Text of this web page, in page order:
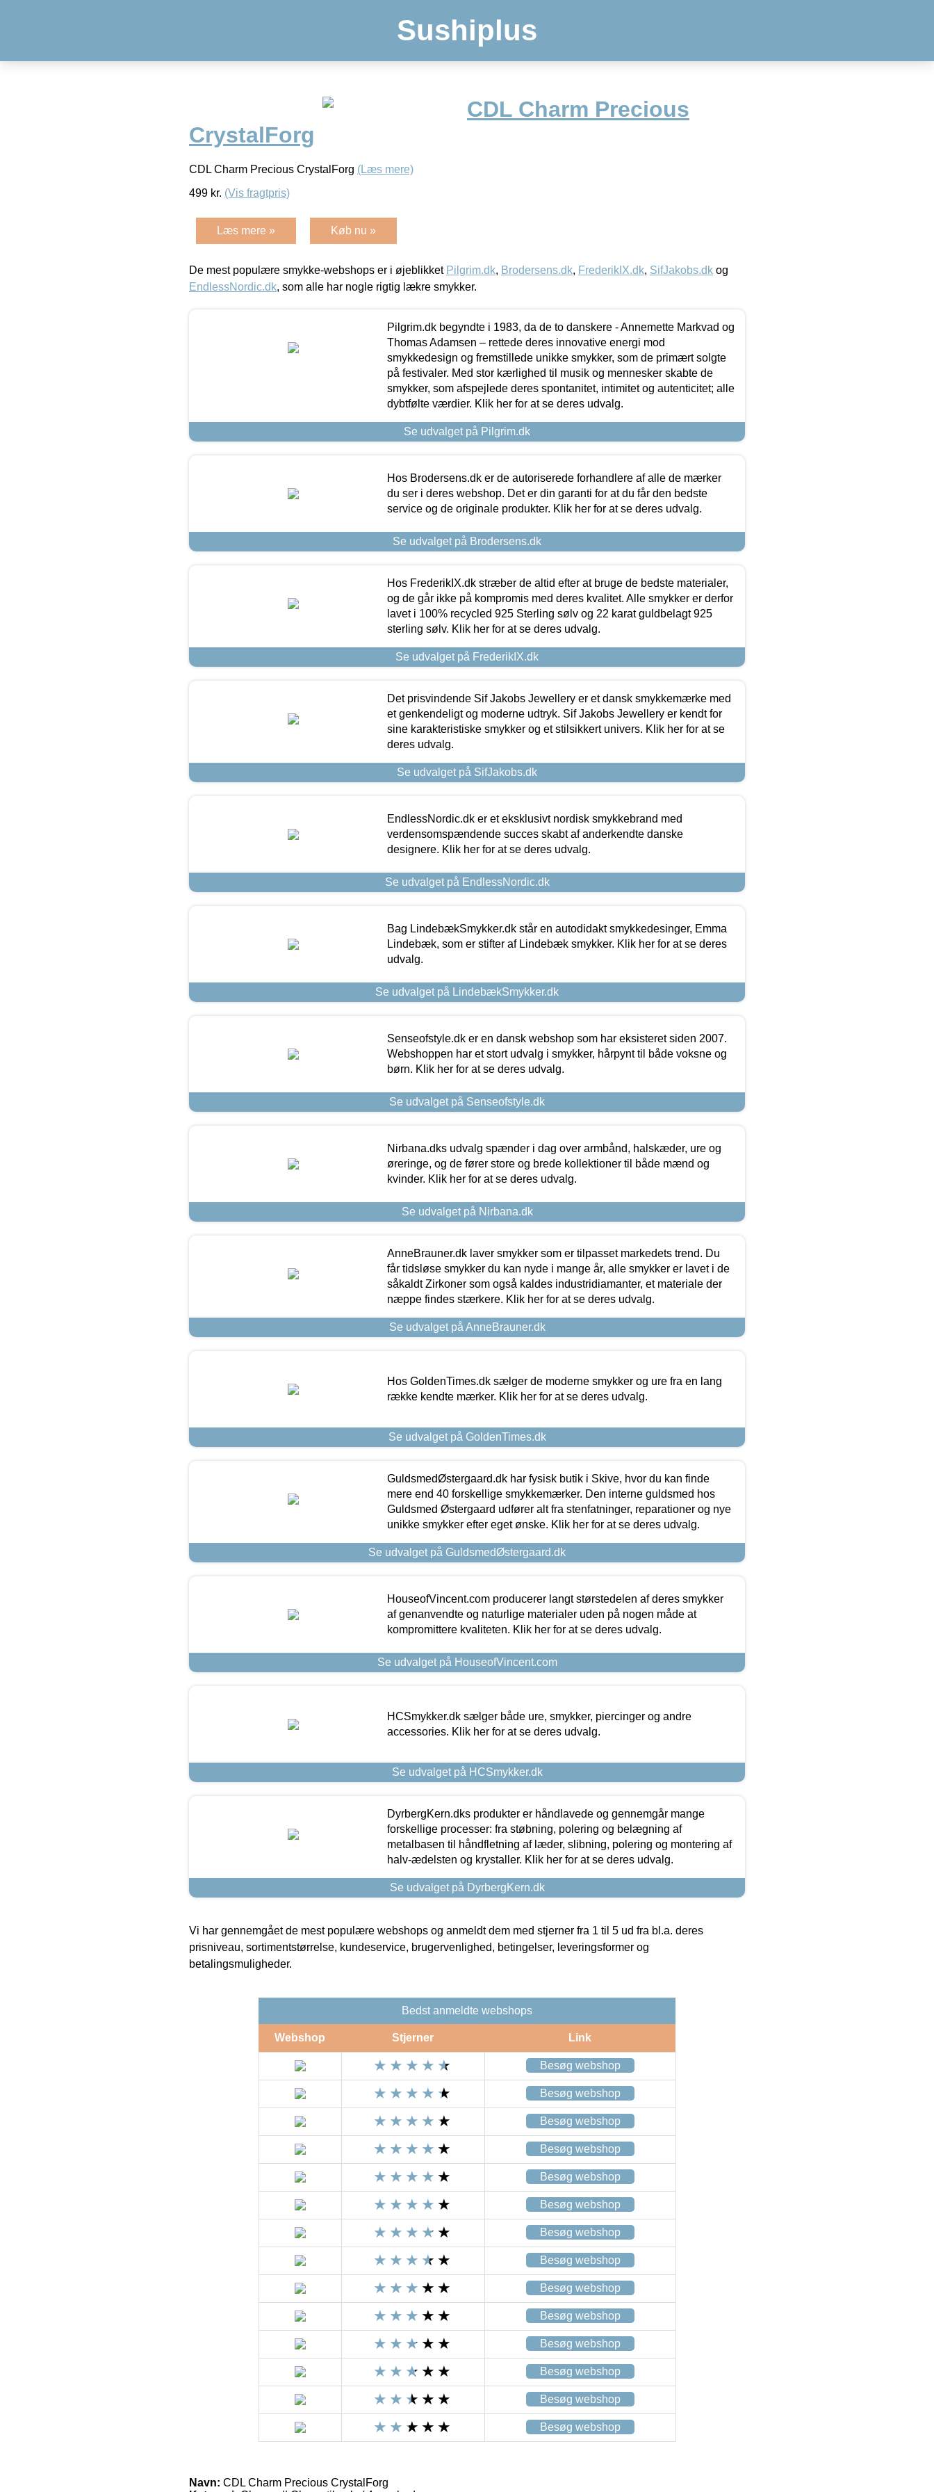
Sushiplus
CDL Charm Precious
CrystalForg
CDL Charm Precious CrystalForg (Læs mere)
499 kr. (Vis fragtpris)
Læs mere » Køb nu »
De mest populære smykke-webshops er i øjeblikket Pilgrim.dk, Brodersens.dk, FrederikIX.dk, SifJakobs.dk og
EndlessNordic.dk, som alle har nogle rigtig lækre smykker.
Pilgrim.dk begyndte i 1983, da de to danskere - Annemette Markvad og
Thomas Adamsen – rettede deres innovative energi mod
smykkedesign og fremstillede unikke smykker, som de primært solgte
på festivaler. Med stor kærlighed til musik og mennesker skabte de
smykker, som afspejlede deres spontanitet, intimitet og autenticitet; alle
dybtfølte værdier. Klik her for at se deres udvalg.
Se udvalget på Pilgrim.dk
Hos Brodersens.dk er de autoriserede forhandlere af alle de mærker
du ser i deres webshop. Det er din garanti for at du får den bedste
service og de originale produkter. Klik her for at se deres udvalg.
Se udvalget på Brodersens.dk
Hos FrederikIX.dk stræber de altid efter at bruge de bedste materialer,
og de går ikke på kompromis med deres kvalitet. Alle smykker er derfor
lavet i 100% recycled 925 Sterling sølv og 22 karat guldbelagt 925
sterling sølv. Klik her for at se deres udvalg.
Se udvalget på FrederikIX.dk
Det prisvindende Sif Jakobs Jewellery er et dansk smykkemærke med
et genkendeligt og moderne udtryk. Sif Jakobs Jewellery er kendt for
sine karakteristiske smykker og et stilsikkert univers. Klik her for at se
deres udvalg.
Se udvalget på SifJakobs.dk
EndlessNordic.dk er et eksklusivt nordisk smykkebrand med
verdensomspændende succes skabt af anderkendte danske
designere. Klik her for at se deres udvalg.
Se udvalget på EndlessNordic.dk
Bag LindebækSmykker.dk står en autodidakt smykkedesinger, Emma
Lindebæk, som er stifter af Lindebæk smykker. Klik her for at se deres
udvalg.
Se udvalget på LindebækSmykker.dk
Senseofstyle.dk er en dansk webshop som har eksisteret siden 2007.
Webshoppen har et stort udvalg i smykker, hårpynt til både voksne og
børn. Klik her for at se deres udvalg.
Se udvalget på Senseofstyle.dk
Nirbana.dks udvalg spænder i dag over armbånd, halskæder, ure og
øreringe, og de fører store og brede kollektioner til både mænd og
kvinder. Klik her for at se deres udvalg.
Se udvalget på Nirbana.dk
AnneBrauner.dk laver smykker som er tilpasset markedets trend. Du
får tidsløse smykker du kan nyde i mange år, alle smykker er lavet i de
såkaldt Zirkoner som også kaldes industridiamanter, et materiale der
næppe findes stærkere. Klik her for at se deres udvalg.
Se udvalget på AnneBrauner.dk
Hos GoldenTimes.dk sælger de moderne smykker og ure fra en lang
række kendte mærker. Klik her for at se deres udvalg.
Se udvalget på GoldenTimes.dk
GuldsmedØstergaard.dk har fysisk butik i Skive, hvor du kan finde
mere end 40 forskellige smykkemærker. Den interne guldsmed hos
Guldsmed Østergaard udfører alt fra stenfatninger, reparationer og nye
unikke smykker efter eget ønske. Klik her for at se deres udvalg.
Se udvalget på GuldsmedØstergaard.dk
HouseofVincent.com producerer langt størstedelen af deres smykker
af genanvendte og naturlige materialer uden på nogen måde at
kompromittere kvaliteten. Klik her for at se deres udvalg.
Se udvalget på HouseofVincent.com
HCSmykker.dk sælger både ure, smykker, piercinger og andre
accessories. Klik her for at se deres udvalg.
Se udvalget på HCSmykker.dk
DyrbergKern.dks produkter er håndlavede og gennemgår mange
forskellige processer: fra støbning, polering og belægning af
metalbasen til håndfletning af læder, slibning, polering og montering af
halv-ædelsten og krystaller. Klik her for at se deres udvalg.
Se udvalget på DyrbergKern.dk
Vi har gennemgået de mest populære webshops og anmeldt dem med stjerner fra 1 til 5 ud fra bl.a. deres
prisniveau, sortimentstørrelse, kundeservice, brugervenlighed, betingelser, leveringsformer og
betalingsmuligheder.
Bedst anmeldte webshops
Webshop Stjerner Link
Besøg webshop
Besøg webshop
Besøg webshop
Besøg webshop
Besøg webshop
Besøg webshop
Besøg webshop
Besøg webshop
Besøg webshop
Besøg webshop
Besøg webshop
Besøg webshop
Besøg webshop
Besøg webshop
Navn: CDL Charm Precious CrystalForg